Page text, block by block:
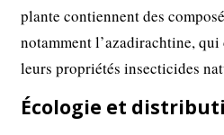
plante contiennent des
notamment l’azadirachtine,
leurs propriétés insecticides
Écologie et